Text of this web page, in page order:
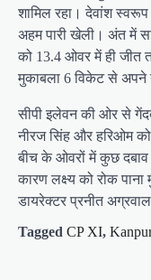
शामिल रहा। देवांश
अहम पारी खेली। अंत में
को 13.4 ओवर में ही जीत
मुकाबला 6 विकेट से अपने
सीपी इलेवन की ओर से
नीरज सिंह और हरिओम
बीच के ओवरों में कुछ दबाव
कारण लक्ष्य को रोक
डायरेक्टर प्रनीत
Tagged CP XI,